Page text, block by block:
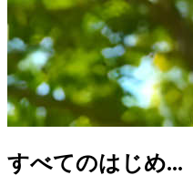
すべてのはじめ...